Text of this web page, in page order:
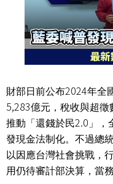
財部日前公布2024年全
5,283億元，稅收與超徵
推動「還錢於民2.0 」，
發現金法制化。不過總
以因應台灣社會挑戰，
用仍待審計部決算，當